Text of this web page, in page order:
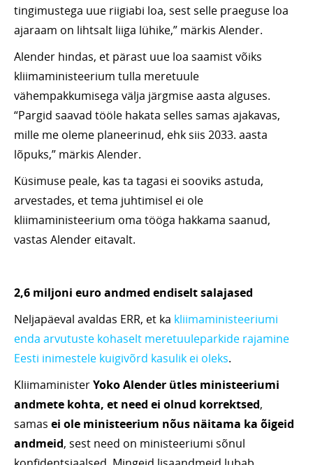
tingimustega uue riigiabi loa, sest selle praeguse loa
ajaraam on lihtsalt liiga lühike,” märkis Alender.
Alender hindas, et pärast uue loa saamist võiks
kliimaministeerium tulla meretuule
vähempakkumisega välja järgmise aasta alguses.
“Pargid saavad tööle hakata selles samas ajakavas,
mille me oleme planeerinud, ehk siis 2033. aasta
lõpuks,” märkis Alender.
Küsimuse peale, kas ta tagasi ei sooviks astuda,
arvestades, et tema juhtimisel ei ole
kliimaministeerium oma tööga hakkama saanud,
vastas Alender eitavalt.
2,6 miljoni euro andmed endiselt salajased
Neljapäeval avaldas ERR, et ka kliimaministeeriumi
enda arvutuste kohaselt meretuuleparkide rajamine
Eesti inimestele kuigivõrd kasulik ei oleks.
KliimaministerYoko Alender ütles ministeeriumi
andmete kohta, et need ei olnud korrektsed,
samas ei ole ministeerium nõus näitama ka õigeid
andmeid, sest need on ministeeriumi sõnul